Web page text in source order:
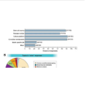
器官从“手工艺品”